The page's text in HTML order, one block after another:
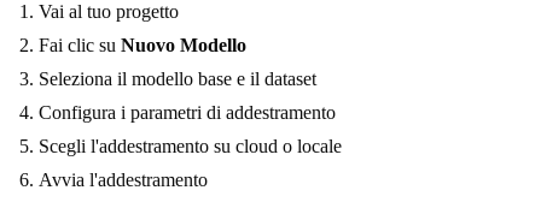
Vai al tuo progetto
Fai clic su Nuovo Modello
Seleziona il modello base e il dataset
Configura i parametri di addestramento
Scegli l'addestramento su cloud o locale
Avvia l'addestramento